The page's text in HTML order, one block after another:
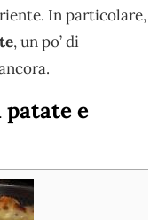
In particolare,
, un po’ di
e